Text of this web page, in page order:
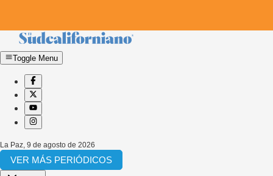
Toggle Menu
La Paz 9 de agosto de 2026
VER MÁS PERIÓDICOS